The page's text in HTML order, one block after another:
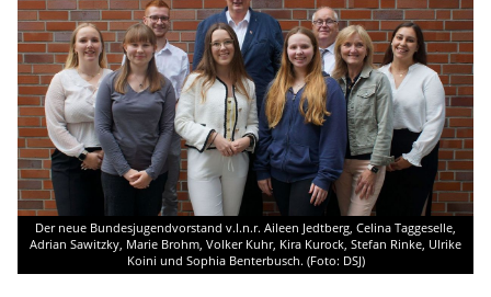
Der neue Bundesjugendvorstand v.l.n.r. Aileen Jedtberg, Celina Taggeselle,
Adrian Sawitzky, Marie Brohm, Volker Kuhr, Kira Kurock, Stefan Rinke, Ulrike
Koini und Sophia Benterbusch. (Foto: DSJ)